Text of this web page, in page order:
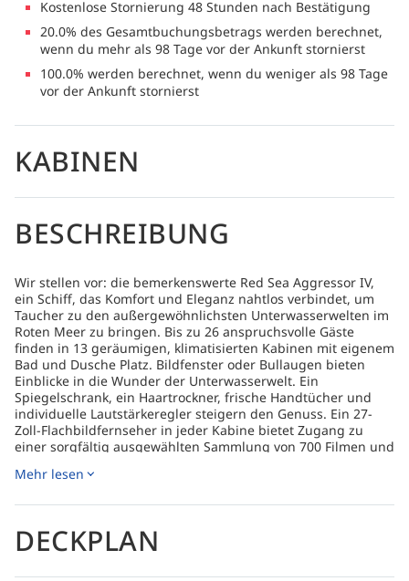
Kostenlose Stornierung 48 Stunden nach Bestätigung
20.0% des Gesamtbuchungsbetrags werden berechnet,
wenn du mehr als 98 Tage vor der Ankunft stornierst
100.0% werden berechnet, wenn du weniger als 98 Tage
vor der Ankunft stornierst
KABINEN
BESCHREIBUNG
Wir stellen vor: die bemerkenswerte Red Sea Aggressor IV,
ein Schiff, das Komfort und Eleganz nahtlos verbindet, um
Taucher zu den außergewöhnlichsten Unterwasserwelten im
Roten Meer zu bringen. Bis zu 26 anspruchsvolle Gäste
finden in 13 geräumigen, klimatisierten Kabinen mit eigenem
Bad und Dusche Platz. Bildfenster oder Bullaugen bieten
Einblicke in die Wunder der Unterwasserwelt. Ein
Spiegelschrank, ein Haartrockner, frische Handtücher und
individuelle Lautstärkeregler steigern den Genuss. Ein 27-
Zoll-Flachbildfernseher in jeder Kabine bietet Zugang zu
einer sorgfältig ausgewählten Sammlung von 700 Filmen und
Bearbeiten von Unterwasserfotos und -videos und
Master-Kabinen der Red Sea Aggressor IV, jede mit einem
Queen-Size-Bett ausgestattet, und acht Deluxe-Kabinen mit
einen prächtigen Salon, ein großzügiges Sonnendeck mit
Mehr lesen
DECKPLAN